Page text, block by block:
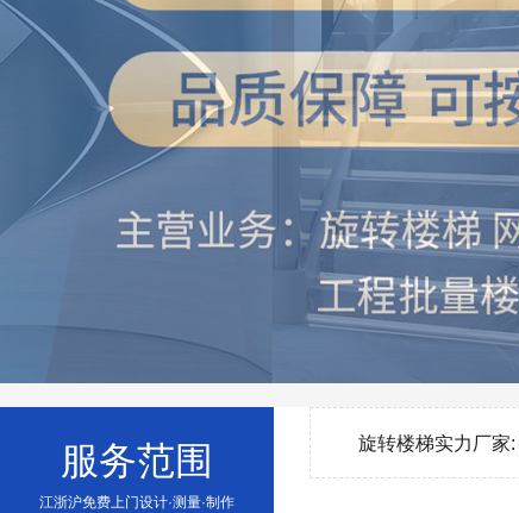
服务范围
江浙沪免费上门设计·测量·制作
旋转楼梯实力厂家: